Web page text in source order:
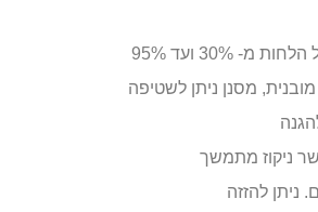
30% ועד 95%
מסנן ניתן לשטיפה
ניקוז מתמשך
ניתן להזזה